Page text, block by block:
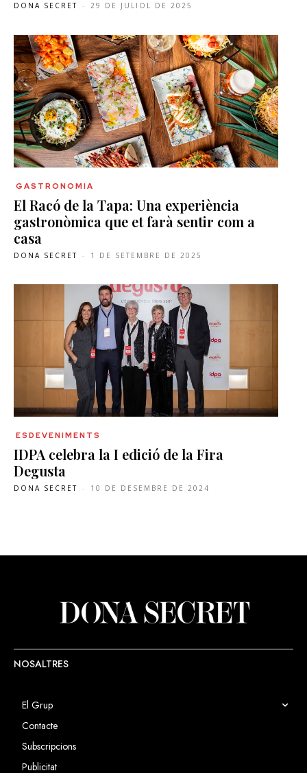
DONA SECRET - 29 DE JULIOL DE 2025
GASTRONOMIA
El Racó de la Tapa: Una experiència
gastronòmica que et farà sentir com a
casa
DONA SECRET - 1 DE SETEMBRE DE 2025
ESDEVENIMENTS
IDPA celebra la I edició de la Fira
Degusta
DONA SECRET - 10 DE DESEMBRE DE 2024
NOSALTRES
El Grup
Contacte
Subscripcions
Publicitat